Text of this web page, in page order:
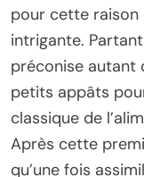
pour cette raison
intrigante.
préconise autant
petits appâts
classique de
Après cette
qu’une fois